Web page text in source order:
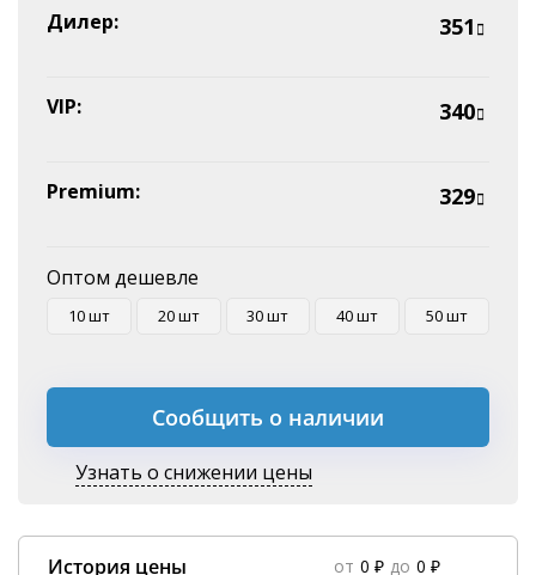
Эквайринг
Оплата на P/C
Дилер: 351
VIP: 340
Premium: 329
Оптом дешевле
10 шт 20 шт 30 шт 40 шт 50 шт
Сообщить о наличии
Узнать о снижении цены
История цены от 0 ₽ до 0 ₽